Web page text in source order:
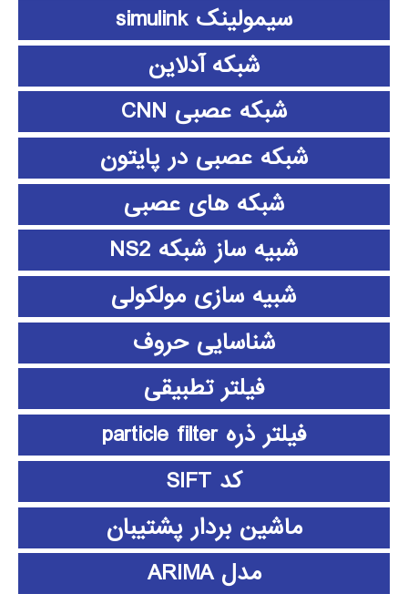
سیمولینک simulink
شبکه آدلاین
شبکه عصبی CNN
شبکه عصبی در پایتون
شبکه های عصبی
شبیه ساز شبکه NS2
شبیه سازی مولکولی
شناسایی حروف
فیلتر تطبیقی
فیلتر ذره particle filter
کد SIFT
ماشین بردار پشتیبان
مدل ARIMA